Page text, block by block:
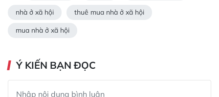
nhà ở xã hội thuê mua nhà ở xã hội
mua nhà ở xã hội
Ý KIẾN BẠN ĐỌC